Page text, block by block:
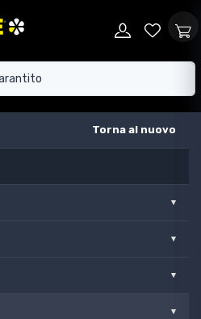
Torna al nuovo